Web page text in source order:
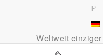
JP
Weltweit